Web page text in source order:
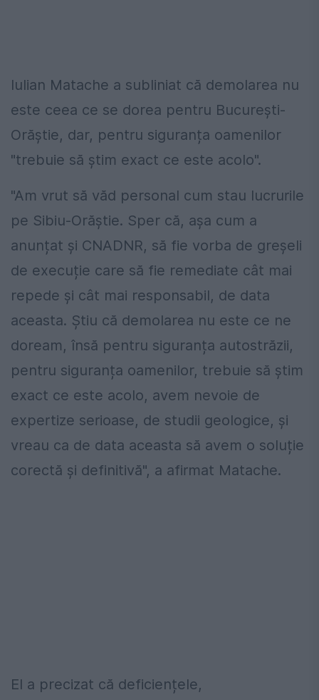
Iulian Matache a subliniat că demolarea nu
este ceea ce se dorea pentru București-
Orăștie, dar, pentru siguranța oamenilor
"trebuie să știm exact ce este acolo".
"Am vrut să văd personal cum stau lucrurile
pe Sibiu-Orăștie. Sper că, așa cum a
anunțat și CNADNR, să fie vorba de greșeli
de execuție care să fie remediate cât mai
repede și cât mai responsabil, de data
aceasta. Știu că demolarea nu este ce ne
doream, însă pentru siguranța autostrăzii,
pentru siguranța oamenilor, trebuie să știm
exact ce este acolo, avem nevoie de
expertize serioase, de studii geologice, și
vreau ca de data aceasta să avem o soluție
corectă și definitivă", a afirmat Matache.
El a precizat că deficiențele,